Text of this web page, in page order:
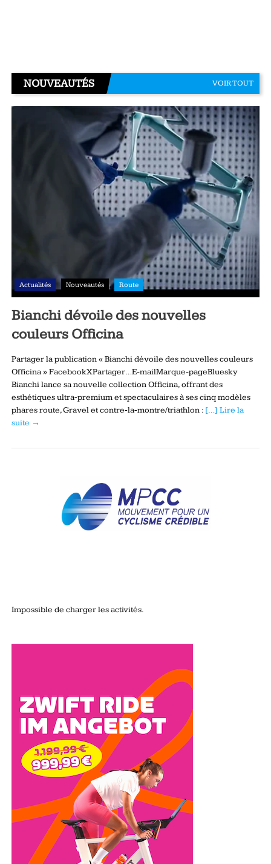
NOUVEAUTÉS VOIR TOUT
Actualités Nouveautés Route
Bianchi dévoile des nouvelles
couleurs Officina
Partager la publication « Bianchi dévoile des nouvelles couleurs
Officina » FacebookXPartager…E-mailMarque-pageBluesky
Bianchi lance sa nouvelle collection Officina, offrant des
esthétiques ultra‑premium et spectaculaires à ses cinq modèles
phares route, Gravel et contre‑la‑montre/triathlon : […] Lire la
suite →
Impossible de charger les activités.